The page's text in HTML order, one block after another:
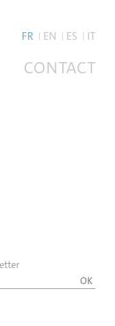
FR EN ES IT
CONTACT